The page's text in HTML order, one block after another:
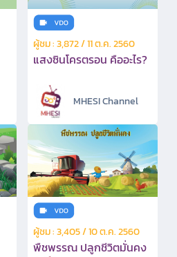
ผู้ชม : 3,872 / 11 ต.ค. 2560
แสงซินโครตรอน คืออะไร?
MHESI Channel
ผู้ชม : 3,405 / 10 ต.ค. 2560
พืชพรรณ ปลูกชีวิตมั่นคง